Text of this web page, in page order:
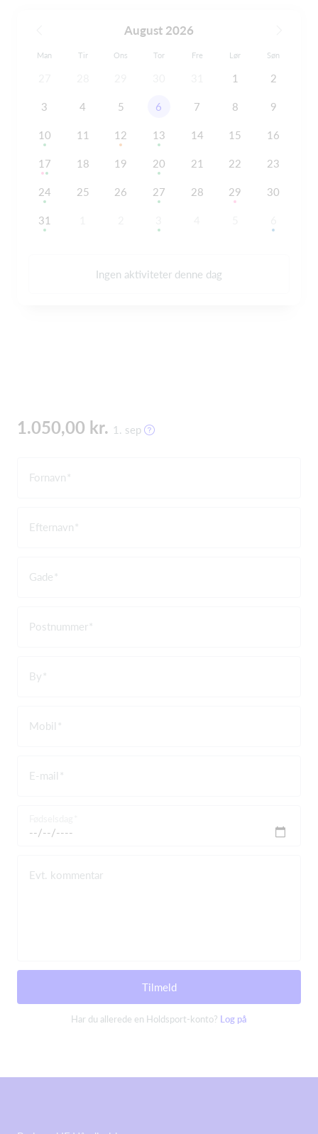
August 2026
Man Tir Ons Tor Fre Lør Søn
1 2
3 4 5 6 7 8 9
10 11 12 13 14 15 16
17 18 19 20 21 22 23
24 25 26 27 28 29 30
31
Ingen aktiviteter denne dag
1.050,00 kr. 1. sep
Fornavn
Efternavn
Gade
Postnummer
By
Mobil
E-mail
Evt. kommentar
Tilmeld
Har du allerede en Holdsport-konto? Log på